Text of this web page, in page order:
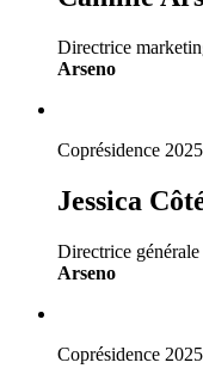
Directrice
Arseno
Coprésidence
Jessica
Directrice
Arseno
Coprésidence